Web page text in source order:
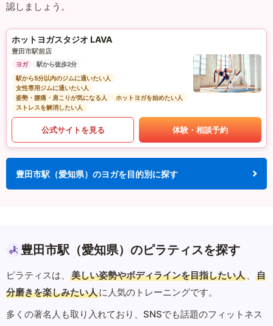
認しましょう。
ホットヨガスタジオ LAVA
豊田市駅前店
ヨガ
駅から徒歩2分
駅から5分以内のジムに通いたい人
女性専用ジムに通いたい人
姿勢・腰痛・肩こりが気になる人
ホットヨガを始めたい人
ストレスを解消したい人
公式サイトを見る 体験・相談予約
豊田市駅（愛知県）のヨガを目的別に探す
豊田市駅（愛知県）のピラティスを探す
ピラティスは、 美しい姿勢やボディラインを目指したい人 、
自
分磨きを楽しみたい人に人気のトレーニングです。
多くの著名人も取り入れており、SNSでも話題のフィットネス